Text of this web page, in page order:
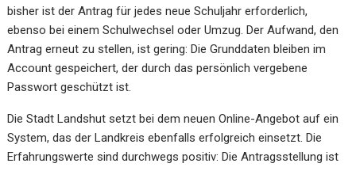
bisher ist der Antrag für jedes neue Schuljahr erforderlich,
ebenso bei einem Schulwechsel oder Umzug. Der Aufwand, den
Antrag erneut zu stellen, ist gering: Die Grunddaten bleiben im
Account gespeichert, der durch das persönlich vergebene
Passwort geschützt ist.
Die Stadt Landshut setzt bei dem neuen Online-Angebot auf ein
System, das der Landkreis ebenfalls erfolgreich einsetzt. Die
Erfahrungswerte sind durchwegs positiv: Die Antragsstellung ist